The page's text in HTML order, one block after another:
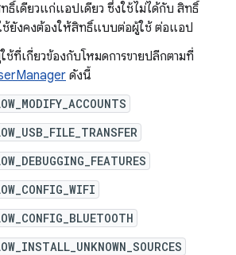
เดียวแก่แอปเดียว ซึ่งใช้ไม่ได้กับ สิทธิ์
ยังคงต้องให้สิทธิ์แบบต่อผู้ใช้ ต่อแอป
ช้ที่เกี่ยวข้องกับโหมดการขายปลีกตามที่
ดังนี้